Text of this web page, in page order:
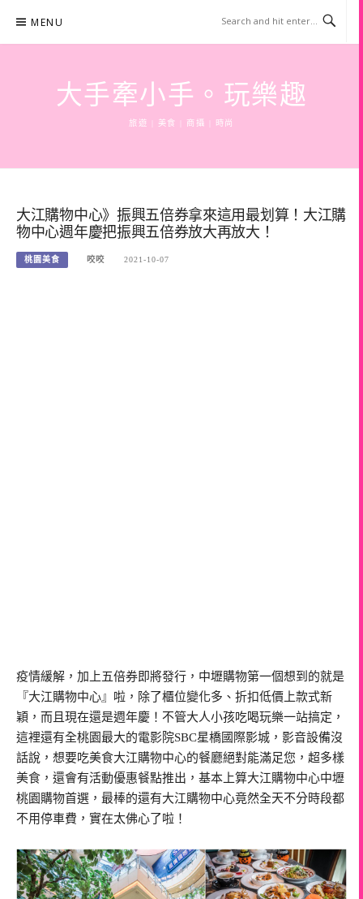
content
MENU
大手牽小手。玩樂趣
旅遊 | 美食 | 商攝 | 時尚
大江購物中心》振興五倍券拿來這用最划算！大江購
物中心週年慶把振興五倍券放大再放大！
桃園美食 咬咬 2021-10-07
疫情緩解，加上五倍券即將發行，中壢購物第一個想到的就是
『大江購物中心』啦，除了櫃位變化多、折扣低價上款式新
穎，而且現在還是週年慶！不管大人小孩吃喝玩樂一站搞定，
這裡還有全桃園最大的電影院SBC星橋國際影城，影音設備沒
話說，想要吃美食大江購物中心的餐廳絕對能滿足您，超多樣
美食，還會有活動優惠餐點推出，基本上算大江購物中心中壢
桃園購物首選，最棒的還有大江購物中心竟然全天不分時段都
不用停車費，實在太佛心了啦！